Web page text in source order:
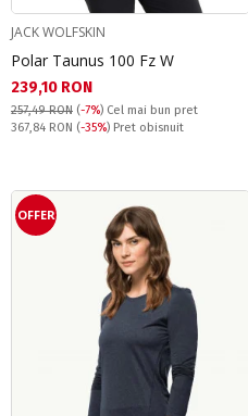
JACK WOLFSKIN
Polar Taunus 100 Fz W
Текуща цена:
239,10 RON
257,49 RON (-7%) Cel mai bun pret
Pret obisnuit:
367,84 RON (-35%) Pret obisnuit
OFFER